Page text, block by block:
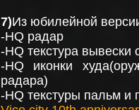
7)Из юбилейной
-HQ радар
-HQ текстура вывески
-HQ иконки
радара)
-HQ текстуры пальм и